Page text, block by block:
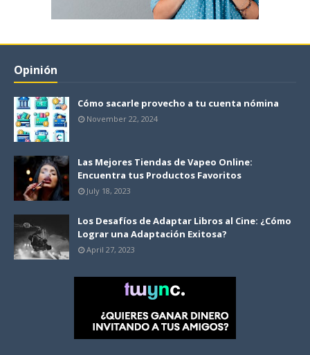
Opinión
Cómo sacarle provecho a tu cuenta nómina
November 22, 2024
Las Mejores Tiendas de Vapeo Online:
Encuentra tus Productos Favoritos
July 18, 2023
Los Desafíos de Adaptar Libros al Cine: ¿Cómo
Lograr una Adaptación Exitosa?
April 27, 2023